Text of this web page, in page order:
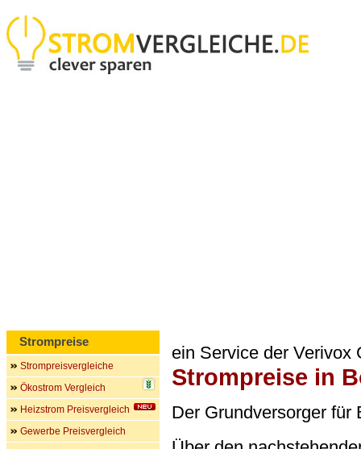
ein Service der Verivox
Strompreise in
Der Grundversorger für
Strompreise
Strompreisvergleiche
Ökostrom Vergleich
Heizstrom Preisvergleich
Gewerbe Preisvergleich